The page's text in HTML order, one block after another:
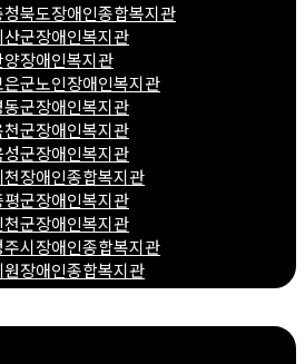
청북도장애인종합복지관
산군장애인복지관
양장애인복지관
은군노인장애인복지관
동군장애인복지관
천군장애인복지관
성군장애인복지관
천장애인종합복지관
평군장애인복지관
천군장애인복지관
주시장애인종합복지관
원장애인종합복지관